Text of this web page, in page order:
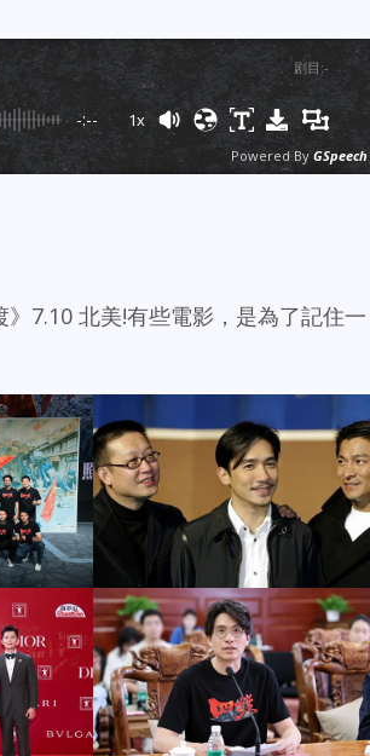
剧目 :-
-:-- 1x
Powered By GSpeech
7.10 北美!有些電影，是為了記住一